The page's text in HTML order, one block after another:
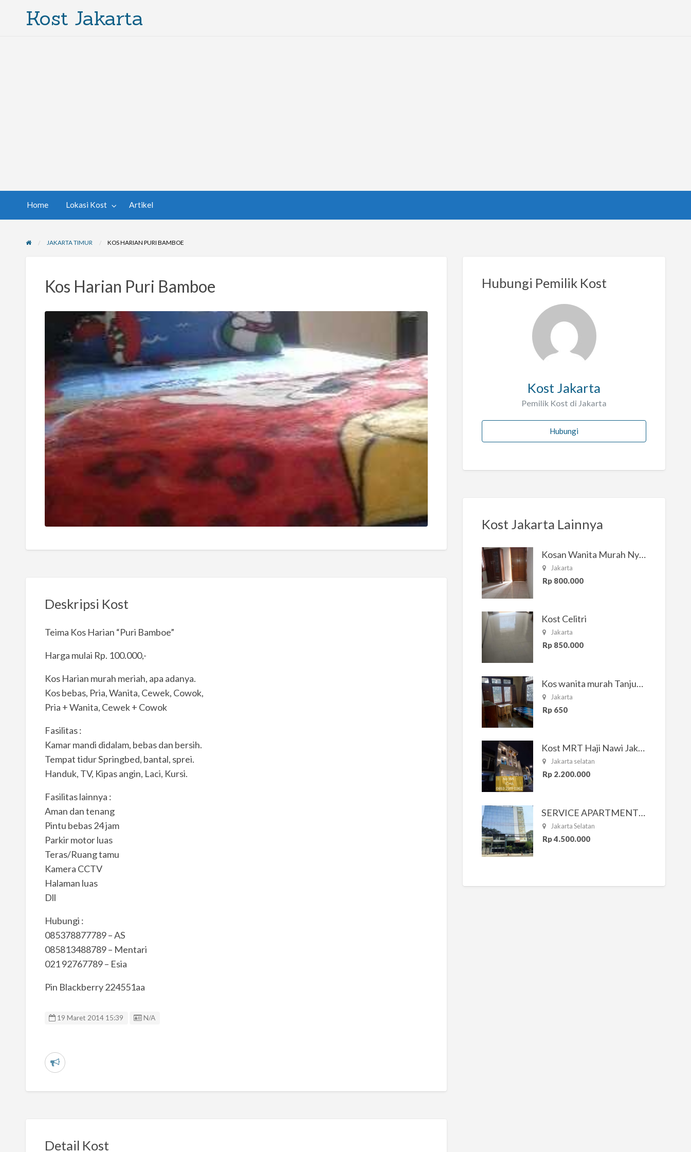
Kost Jakarta
Home Lokasi Kost Artikel
JAKARTA TIMUR KOS HARIAN PURI BAMBOE
Kos Harian Puri Bamboe
Deskripsi Kost
Teima Kos Harian “Puri Bamboe”
Harga mulai Rp. 100.000,-
Kos Harian murah meriah, apa adanya.
Kos bebas, Pria, Wanita, Cewek, Cowok,
Pria + Wanita, Cewek + Cowok
Fasilitas :
Kamar mandi didalam, bebas dan bersih.
Tempat tidur Springbed, bantal, sprei.
Handuk, TV, Kipas angin, Laci, Kursi.
Fasilitas lainnya :
Aman dan tenang
Pintu bebas 24 jam
Parkir motor luas
Teras/Ruang tamu
Kamera CCTV
Halaman luas
Dll
Hubungi :
085378877789 – AS
085813488789 – Mentari
021 92767789 – Esia
Pin Blackberry 224551aa
19 Maret 2014 15:39 Listing ID
N/A
L
Detail Kost
Hubungi Pemilik Kost
Kost Jakarta
Pemilik Kost di Jakarta
Hubungi
Kost Jakarta Lainnya
Kosan Wanita Murah Nyaman di Jakarta Selatan
Jakarta
Rp 800.000
Kost Celitri
Jakarta
Rp 850.000
Kos wanita murah Tanjung Duren Jakarta Barat
Jakarta
Rp 650
Kost MRT Haji Nawi Jakarta Selatan
Jakarta selatan
Rp 2.200.000
SERVICE APARTMENT SOUTH RESIDENCE
Jakarta Selatan
Rp 4.500.000